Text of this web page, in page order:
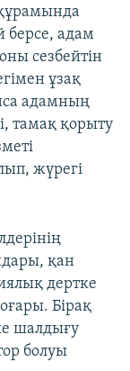
берсе, адам
сезбейтін
ұзақ
адамның
тамақ қорыту
жүрегі
қан
дертке
Бірақ
шалдығу
болуы